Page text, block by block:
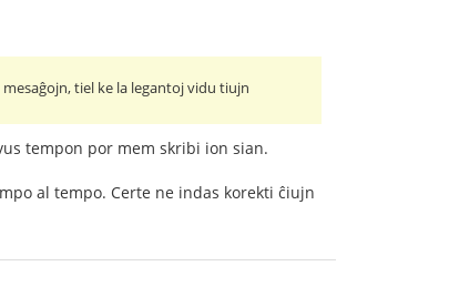
tiel ke la legantoj vidu tiujn
tempon por mem skribi ion sian.
al tempo. Certe ne indas korekti ĉiujn